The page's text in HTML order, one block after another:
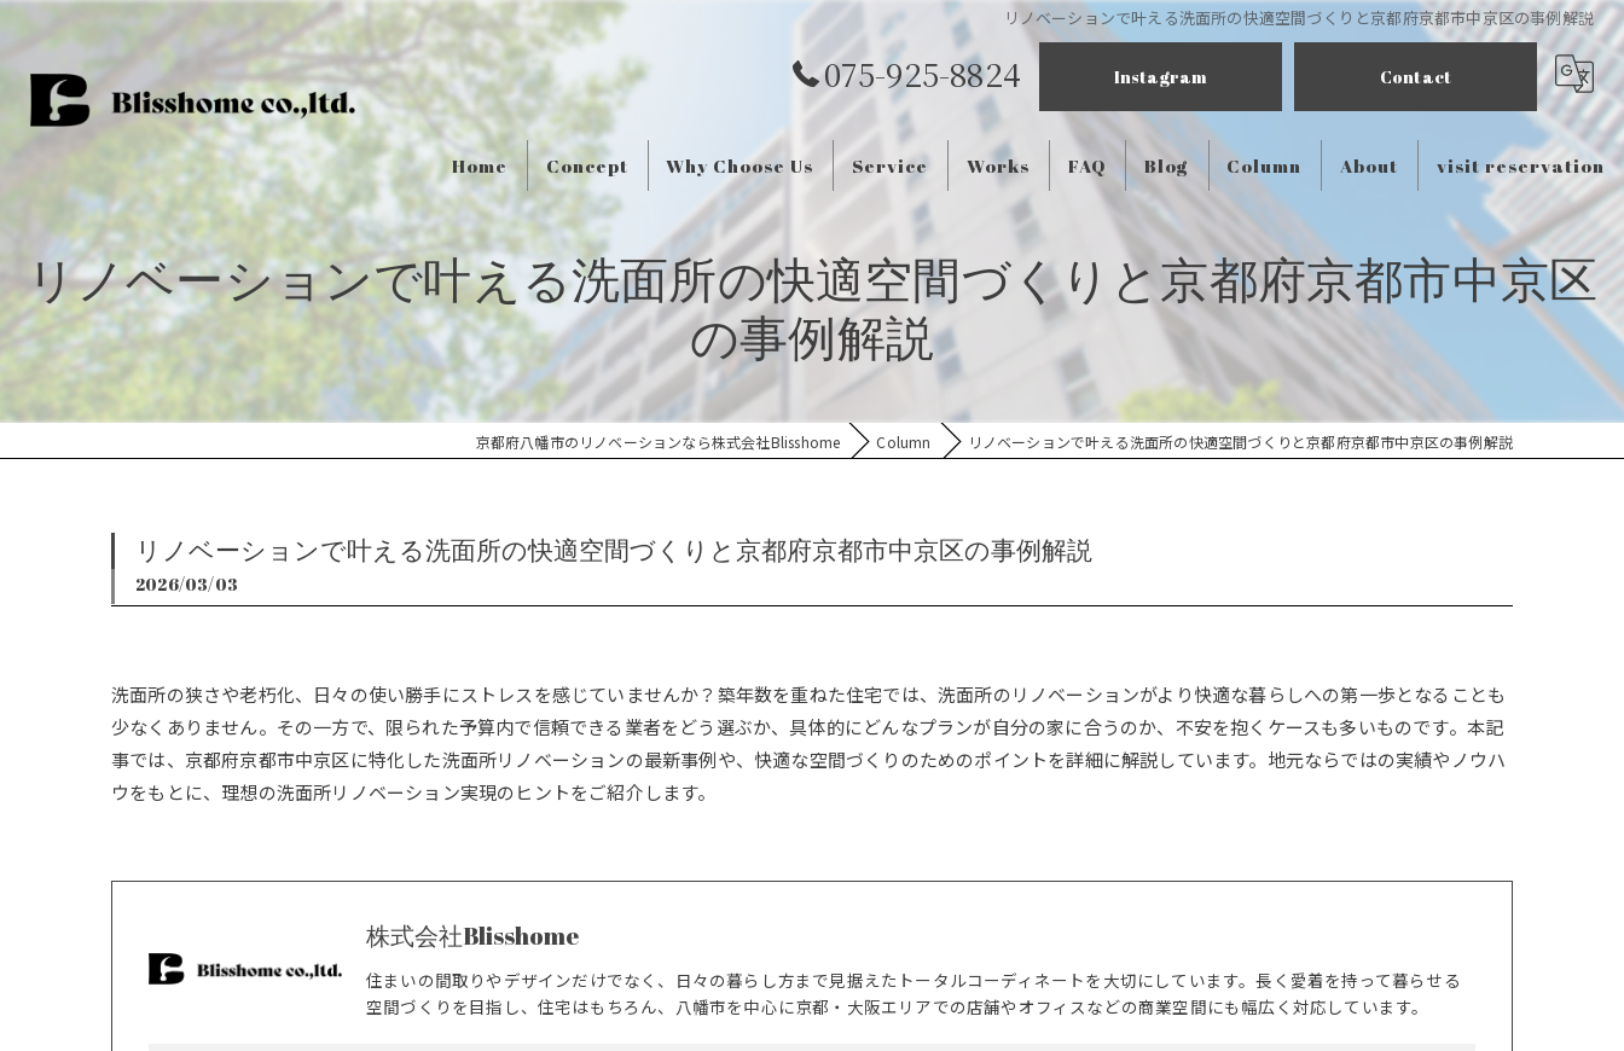
リノベーションで叶える洗面所の快適空間づくりと京都府京都市中京区の事例解説
075-925-8824 Instagram Contact
Home Concept Why Choose Us Service Works FAQ Blog Column About visit reservation
リノベーションで叶える洗面所の快適空間づくりと京都府京都市中京区
の事例解説
京都府八幡市のリノベーションなら株式会社Blisshome Column リノベーションで叶える洗面所の快適空間づくりと京都府京都市中京区の事例解説
リノベーションで叶える洗面所の快適空間づくりと京都府京都市中京区の事例解説
2026/03/03
洗面所の狭さや老朽化、日々の使い勝手にストレスを感じていませんか？築年数を重ねた住宅では、洗面所のリノベーションがより快適な暮らしへの第一歩となることも
少なくありません。その一方で、限られた予算内で信頼できる業者をどう選ぶか、具体的にどんなプランが自分の家に合うのか、不安を抱くケースも多いものです。本記
事では、京都府京都市中京区に特化した洗面所リノベーションの最新事例や、快適な空間づくりのためのポイントを詳細に解説しています。地元ならではの実績やノウハ
ウをもとに、理想の洗面所リノベーション実現のヒントをご紹介します。
株式会社Blisshome
住まいの間取りやデザインだけでなく、日々の暮らし方まで見据えたトータルコーディネートを大切にしています。長く愛着を持って暮らせる
空間づくりを目指し、住宅はもちろん、八幡市を中心に京都・大阪エリアでの店舗やオフィスなどの商業空間にも幅広く対応しています。